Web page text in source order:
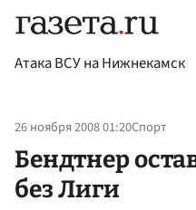
Атака ВСУ на Нижнекамск
26 ноября 2008 01:20Спорт
Бендтнер
без Лиги